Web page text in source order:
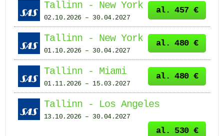
Tallinn - New York
02.10.2026 – 30.04.2027
al. 457 €
Tallinn - New York
01.10.2026 – 30.04.2027
al. 480 €
Tallinn - Miami
01.11.2026 – 15.03.2027
al. 480 €
Tallinn - Los Angeles
13.10.2026 – 30.04.2027
al. 530 €